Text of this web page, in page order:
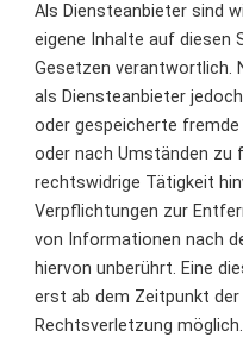
Als Diensteanbieter sind
eigene Inhalte auf diesen
Gesetzen verantwortlich.
als Diensteanbieter
oder gespeicherte
oder nach Umständen zu
rechtswidrige Tätigkeit
Verpflichtungen zur
von Informationen nach
hiervon unberührt. Eine
erst ab dem Zeitpunkt
Rechtsverletzung